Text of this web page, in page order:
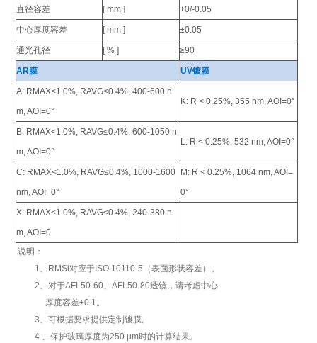
直径容差 [ mm ] +0/-0.05
中心厚度容差 [ mm ] ±0.05
通光孔径 [ % ] ≥90
AR膜 UV镀膜
A: RMAX<1.0%, RAVG≤0.4%, 400-600 n
m, AOI=0°
K: R < 0.25%, 355 nm, AOI=0°
B: RMAX<1.0%, RAVG≤0.4%, 600-1050 n
m, AOI=0°
L: R < 0.25%, 532 nm, AOI=0°
C: RMAX<1.0%, RAVG≤0.4%, 1000-1600
nm, AOI=0°
M: R < 0.25%, 1064 nm, AOI=
0°
X: RMAX<1.0%, RAVG≤0.4%, 240-380 n
m, AOI=0
说明：
1、RMSi对应于ISO 10110-5（表面形状容差）。
2、对于AFL50-60、AFL50-80透镜，请考虑中心
厚度容差±0.1。
3、可根据要求提供定制镀膜。
4 、保护玻璃厚度为250 µm时的计算结果。